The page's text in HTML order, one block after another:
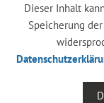
Dieser Inhalt
Speicherung